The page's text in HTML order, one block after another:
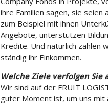
ihre Familien sagen, sie seien
zum Beispiel mit ihnen
Angebote, unterstützen
Kredite. Und natürlich zahlen
ständig ihr Einkommen.
Welche Ziele verfolgen Sie
Wir sind auf der FRUIT
guter Moment ist, um uns mit